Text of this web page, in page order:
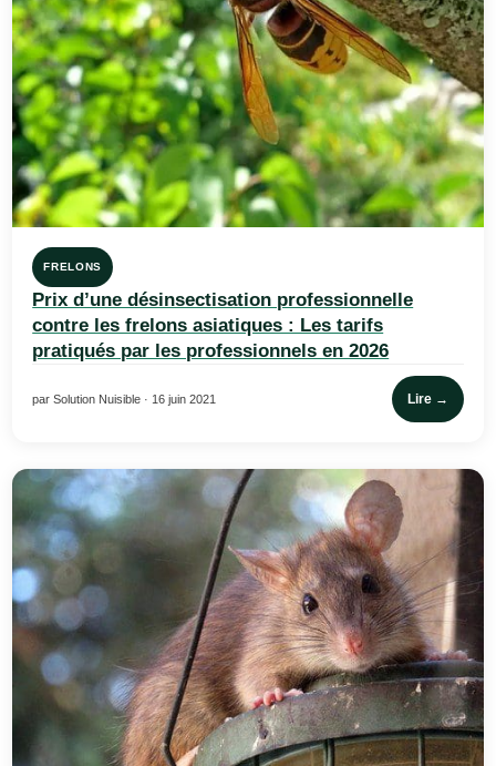
FRELONS
Prix d’une désinsectisation professionnelle
contre les frelons asiatiques : Les tarifs
pratiqués par les professionnels en 2026
par Solution Nuisible · 16 juin 2021 Lire →